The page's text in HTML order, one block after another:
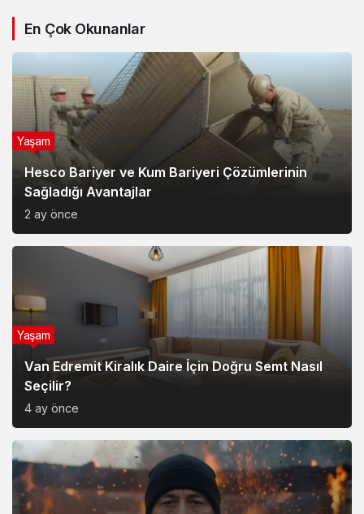
En Çok Okunanlar
Hesco Bariyer ve Kum Bariyeri Çözümlerinin
Sağladığı Avantajlar
2 ay önce
Yaşam
Van Edremit Kiralık Daire İçin Doğru Semt Nasıl
Seçilir?
4 ay önce
Yaşam